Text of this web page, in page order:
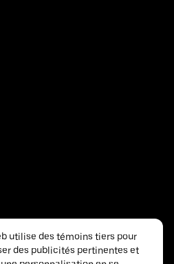
utilise des témoins tiers pour
des publicités pertinentes et